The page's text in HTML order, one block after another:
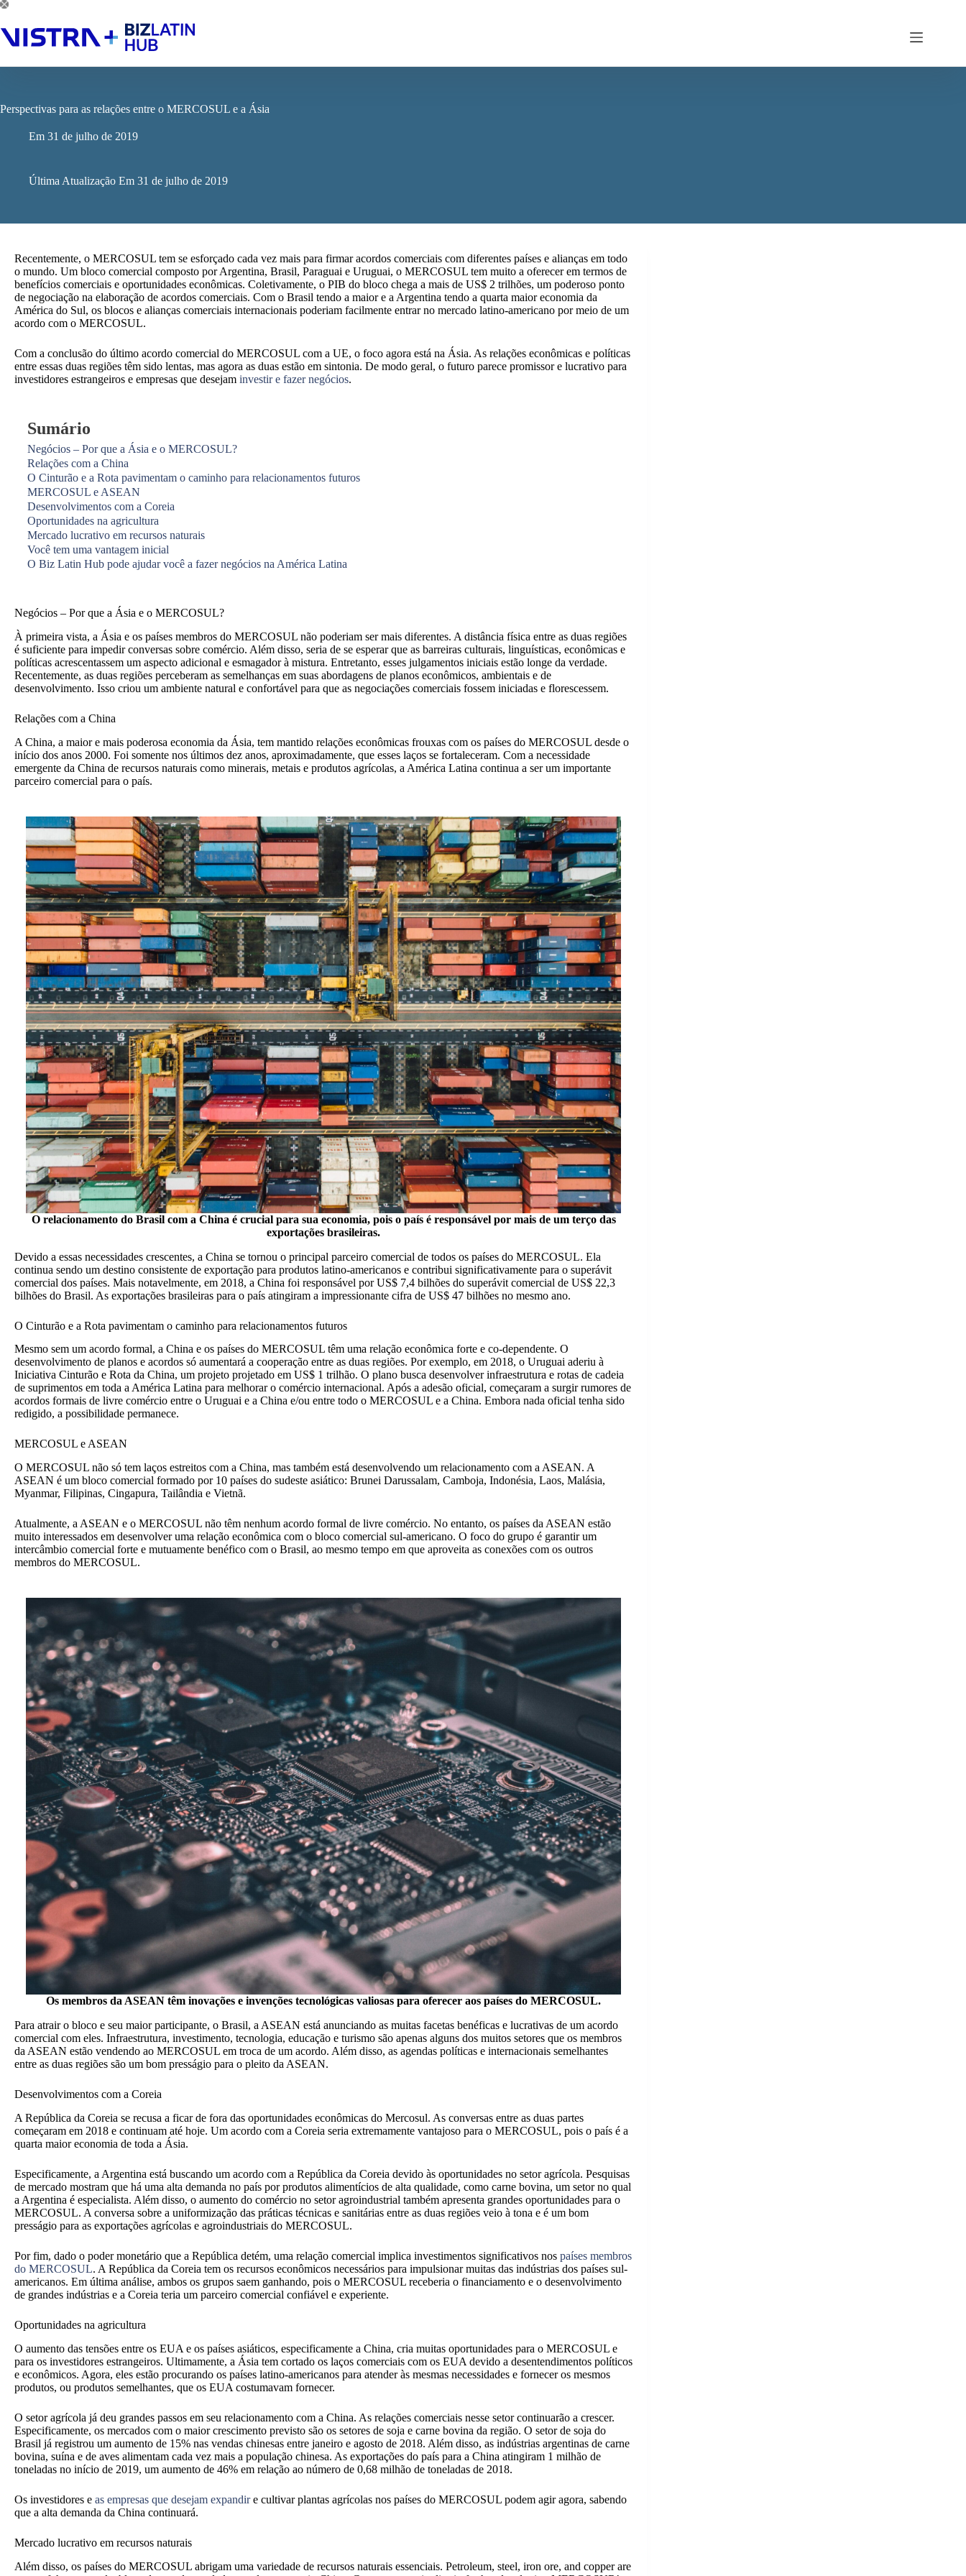
Pular
o
conteúdo
Perspectivas para as relações entre o MERCOSUL e a Ásia
Em 31 de julho de 2019
Última Atualização Em 31 de julho de 2019
Recentemente, o MERCOSUL tem se esforçado cada vez mais para firmar acordos comerciais com diferentes países e alianças em todo
o mundo. Um bloco comercial composto por Argentina, Brasil, Paraguai e Uruguai, o MERCOSUL tem muito a oferecer em termos de
benefícios comerciais e oportunidades econômicas. Coletivamente, o PIB do bloco chega a mais de US$ 2 trilhões, um poderoso ponto
de negociação na elaboração de acordos comerciais. Com o Brasil tendo a maior e a Argentina tendo a quarta maior economia da
América do Sul, os blocos e alianças comerciais internacionais poderiam facilmente entrar no mercado latino-americano por meio de um
acordo com o MERCOSUL.
Com a conclusão do último acordo comercial do MERCOSUL com a UE, o foco agora está na Ásia. As relações econômicas e políticas
entre essas duas regiões têm sido lentas, mas agora as duas estão em sintonia. De modo geral, o futuro parece promissor e lucrativo para
investidores estrangeiros e empresas que desejam investir e fazer negócios.
Sumário
Negócios – Por que a Ásia e o MERCOSUL?
Relações com a China
O Cinturão e a Rota pavimentam o caminho para relacionamentos futuros
MERCOSUL e ASEAN
Desenvolvimentos com a Coreia
Oportunidades na agricultura
Mercado lucrativo em recursos naturais
Você tem uma vantagem inicial
O Biz Latin Hub pode ajudar você a fazer negócios na América Latina
Negócios – Por que a Ásia e o MERCOSUL?
À primeira vista, a Ásia e os países membros do MERCOSUL não poderiam ser mais diferentes. A distância física entre as duas regiões
é suficiente para impedir conversas sobre comércio. Além disso, seria de se esperar que as barreiras culturais, linguísticas, econômicas e
políticas acrescentassem um aspecto adicional e esmagador à mistura. Entretanto, esses julgamentos iniciais estão longe da verdade.
Recentemente, as duas regiões perceberam as semelhanças em suas abordagens de planos econômicos, ambientais e de
desenvolvimento. Isso criou um ambiente natural e confortável para que as negociações comerciais fossem iniciadas e florescessem.
Relações com a China
A China, a maior e mais poderosa economia da Ásia, tem mantido relações econômicas frouxas com os países do MERCOSUL desde o
início dos anos 2000. Foi somente nos últimos dez anos, aproximadamente, que esses laços se fortaleceram. Com a necessidade
emergente da China de recursos naturais como minerais, metais e produtos agrícolas, a América Latina continua a ser um importante
parceiro comercial para o país.
O relacionamento do Brasil com a China é crucial para sua economia, pois o país é responsável por mais de um terço das
exportações brasileiras.
Devido a essas necessidades crescentes, a China se tornou o principal parceiro comercial de todos os países do MERCOSUL. Ela
continua sendo um destino consistente de exportação para produtos latino-americanos e contribui significativamente para o superávit
comercial dos países. Mais notavelmente, em 2018, a China foi responsável por US$ 7,4 bilhões do superávit comercial de US$ 22,3
bilhões do Brasil. As exportações brasileiras para o país atingiram a impressionante cifra de US$ 47 bilhões no mesmo ano.
O Cinturão e a Rota pavimentam o caminho para relacionamentos futuros
Mesmo sem um acordo formal, a China e os países do MERCOSUL têm uma relação econômica forte e co-dependente. O
desenvolvimento de planos e acordos só aumentará a cooperação entre as duas regiões. Por exemplo, em 2018, o Uruguai aderiu à
Iniciativa Cinturão e Rota da China, um projeto projetado em US$ 1 trilhão. O plano busca desenvolver infraestrutura e rotas de cadeia
de suprimentos em toda a América Latina para melhorar o comércio internacional. Após a adesão oficial, começaram a surgir rumores de
acordos formais de livre comércio entre o Uruguai e a China e/ou entre todo o MERCOSUL e a China. Embora nada oficial tenha sido
redigido, a possibilidade permanece.
MERCOSUL e ASEAN
O MERCOSUL não só tem laços estreitos com a China, mas também está desenvolvendo um relacionamento com a ASEAN. A
ASEAN é um bloco comercial formado por 10 países do sudeste asiático: Brunei Darussalam, Camboja, Indonésia, Laos, Malásia,
Myanmar, Filipinas, Cingapura, Tailândia e Vietnã.
Atualmente, a ASEAN e o MERCOSUL não têm nenhum acordo formal de livre comércio. No entanto, os países da ASEAN estão
muito interessados em desenvolver uma relação econômica com o bloco comercial sul-americano. O foco do grupo é garantir um
intercâmbio comercial forte e mutuamente benéfico com o Brasil, ao mesmo tempo em que aproveita as conexões com os outros
membros do MERCOSUL.
Os membros da ASEAN têm inovações e invenções tecnológicas valiosas para oferecer aos países do MERCOSUL.
Para atrair o bloco e seu maior participante, o Brasil, a ASEAN está anunciando as muitas facetas benéficas e lucrativas de um acordo
comercial com eles. Infraestrutura, investimento, tecnologia, educação e turismo são apenas alguns dos muitos setores que os membros
da ASEAN estão vendendo ao MERCOSUL em troca de um acordo. Além disso, as agendas políticas e internacionais semelhantes
entre as duas regiões são um bom presságio para o pleito da ASEAN.
Desenvolvimentos com a Coreia
A República da Coreia se recusa a ficar de fora das oportunidades econômicas do Mercosul. As conversas entre as duas partes
começaram em 2018 e continuam até hoje. Um acordo com a Coreia seria extremamente vantajoso para o MERCOSUL, pois o país é a
quarta maior economia de toda a Ásia.
Especificamente, a Argentina está buscando um acordo com a República da Coreia devido às oportunidades no setor agrícola. Pesquisas
de mercado mostram que há uma alta demanda no país por produtos alimentícios de alta qualidade, como carne bovina, um setor no qual
a Argentina é especialista. Além disso, o aumento do comércio no setor agroindustrial também apresenta grandes oportunidades para o
MERCOSUL. A conversa sobre a uniformização das práticas técnicas e sanitárias entre as duas regiões veio à tona e é um bom
presságio para as exportações agrícolas e agroindustriais do MERCOSUL.
Por fim, dado o poder monetário que a República detém, uma relação comercial implica investimentos significativos nos países membros
do MERCOSUL. A República da Coreia tem os recursos econômicos necessários para impulsionar muitas das indústrias dos países sul-
americanos. Em última análise, ambos os grupos saem ganhando, pois o MERCOSUL receberia o financiamento e o desenvolvimento
de grandes indústrias e a Coreia teria um parceiro comercial confiável e experiente.
Oportunidades na agricultura
O aumento das tensões entre os EUA e os países asiáticos, especificamente a China, cria muitas oportunidades para o MERCOSUL e
para os investidores estrangeiros. Ultimamente, a Ásia tem cortado os laços comerciais com os EUA devido a desentendimentos políticos
e econômicos. Agora, eles estão procurando os países latino-americanos para atender às mesmas necessidades e fornecer os mesmos
produtos, ou produtos semelhantes, que os EUA costumavam fornecer.
O setor agrícola já deu grandes passos em seu relacionamento com a China. As relações comerciais nesse setor continuarão a crescer.
Especificamente, os mercados com o maior crescimento previsto são os setores de soja e carne bovina da região. O setor de soja do
Brasil já registrou um aumento de 15% nas vendas chinesas entre janeiro e agosto de 2018. Além disso, as indústrias argentinas de carne
bovina, suína e de aves alimentam cada vez mais a população chinesa. As exportações do país para a China atingiram 1 milhão de
toneladas no início de 2019, um aumento de 46% em relação ao número de 0,68 milhão de toneladas de 2018.
Os investidores e as empresas que desejam expandire cultivar plantas agrícolas nos países do MERCOSUL podem agir agora, sabendo
que a alta demanda da China continuará.
Mercado lucrativo em recursos naturais
Além disso, os países do MERCOSUL abrigam uma variedade de recursos naturais essenciais. Petroleum, steel, iron ore, and copper are